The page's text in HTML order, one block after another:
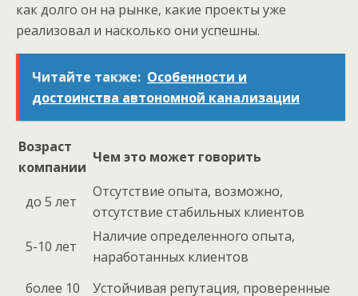
как долго он на рынке, какие проекты уже
реализовал и насколько они успешны.
Читайте также: Особенности и
достоинства автономной канализации
Возраст
компании
Чем это может говорить
до 5 лет
Отсутствие опыта, возможно,
отсутствие стабильных клиентов
5-10 лет
Наличие определенного опыта,
наработанных клиентов
более 10
Устойчивая репутация, проверенные